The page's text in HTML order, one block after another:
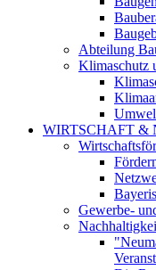
Abteilung
Klimaschutz
WIRTSCHAFT
Gewerbe-